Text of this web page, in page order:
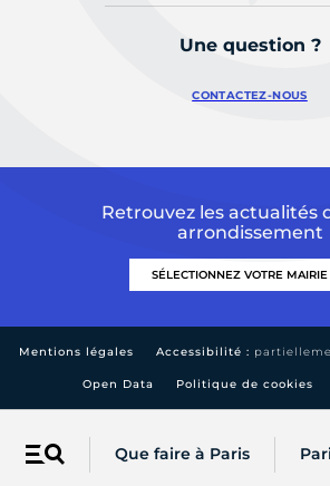
Menu Que faire à Paris
Une question ?
CONTACTEZ-NOUS
Retrouvez les actualités
arrondissement
Mentions légales Accessibilité :
Open Data Politique de cookies